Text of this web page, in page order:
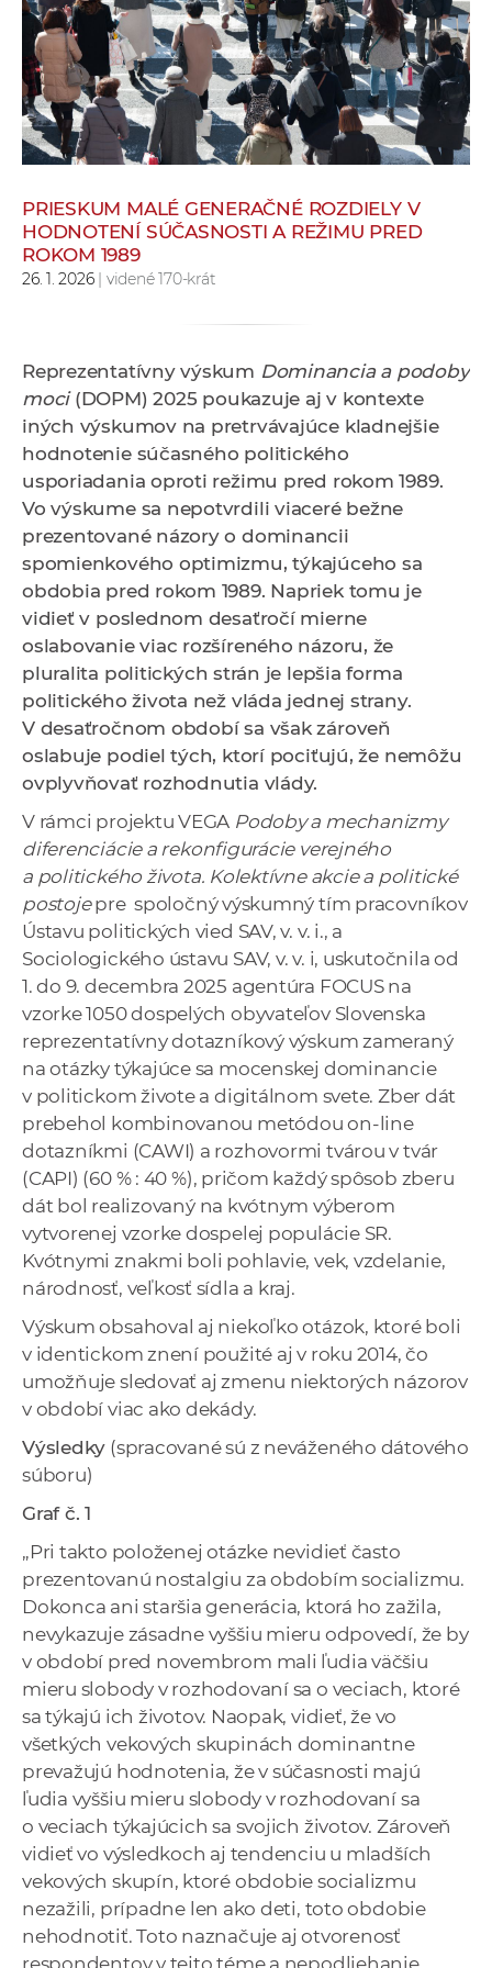
e
v
p
r
a
c
v
n
c
h
a
r
o
v
h
PRIESKUM MALÉ GENERAČNÉ ROZDIELY V
HODNOTENÍ SÚČASNOSTI A REŽIMU PRED
ROKOM 1989
26. 1. 2026| videné 170-krát
Reprezentatívny výskum Dominancia a podoby
moci(DOPM) 2025 poukazuje aj v kontexte
iných výskumov na pretrvávajúce kladnejšie
hodnotenie súčasného politického
usporiadania oproti režimu pred rokom 1989.
Vo výskume sa nepotvrdili viaceré bežne
prezentované názory o dominancii
spomienkového optimizmu, týkajúceho sa
obdobia pred rokom 1989. Napriek tomu je
vidieť v poslednom desaťročí mierne
oslabovanie viac rozšíreného názoru, že
pluralita politických strán je lepšia forma
politického života než vláda jednej strany.
V desaťročnom období sa však zároveň
oslabuje podiel tých, ktorí pociťujú, že nemôžu
ovplyvňovať rozhodnutia vlády.
V rámci projektu VEGA Podoby a mechanizmy
diferenciácie a rekonfigurácie verejného
a politického života. Kolektívne akcie a politické
postojepre spoločný výskumný tím pracovníkov
Ústavu politických vied SAV, v. v. i., a
Sociologického ústavu SAV, v. v. i, uskutočnila od
1. do 9. decembra 2025 agentúra FOCUS na
vzorke 1050 dospelých obyvateľov Slovenska
reprezentatívny dotazníkový výskum zameraný
na otázky týkajúce sa mocenskej dominancie
v politickom živote a digitálnom svete. Zber dát
prebehol kombinovanou metódou on-line
dotazníkmi (CAWI) a rozhovormi tvárou v tvár
(CAPI) (60 % : 40 %), pričom každý spôsob zberu
dát bol realizovaný na kvótnym výberom
vytvorenej vzorke dospelej populácie SR.
Kvótnymi znakmi boli pohlavie, vek, vzdelanie,
národnosť, veľkosť sídla a kraj.
Výskum obsahoval aj niekoľko otázok, ktoré boli
v identickom znení použité aj v roku 2014, čo
umožňuje sledovať aj zmenu niektorých názorov
v období viac ako dekády.
Výsledky (spracované sú z neváženého dátového
súboru)
Graf č. 1
„Pri takto položenej otázke nevidieť často
prezentovanú nostalgiu za obdobím socializmu.
Dokonca ani staršia generácia, ktorá ho zažila,
nevykazuje zásadne vyššiu mieru odpovedí, že by
v období pred novembrom mali ľudia väčšiu
mieru slobody v rozhodovaní sa o veciach, ktoré
sa týkajú ich životov. Naopak, vidieť, že vo
všetkých vekových skupinách dominantne
prevažujú hodnotenia, že v súčasnosti majú
ľudia vyššiu mieru slobody v rozhodovaní sa
o veciach týkajúcich sa svojich životov. Zároveň
vidieť vo výsledkoch aj tendenciu u mladších
vekových skupín, ktoré obdobie socializmu
nezažili, prípadne len ako deti, toto obdobie
nehodnotiť. Toto naznačuje aj otvorenosť